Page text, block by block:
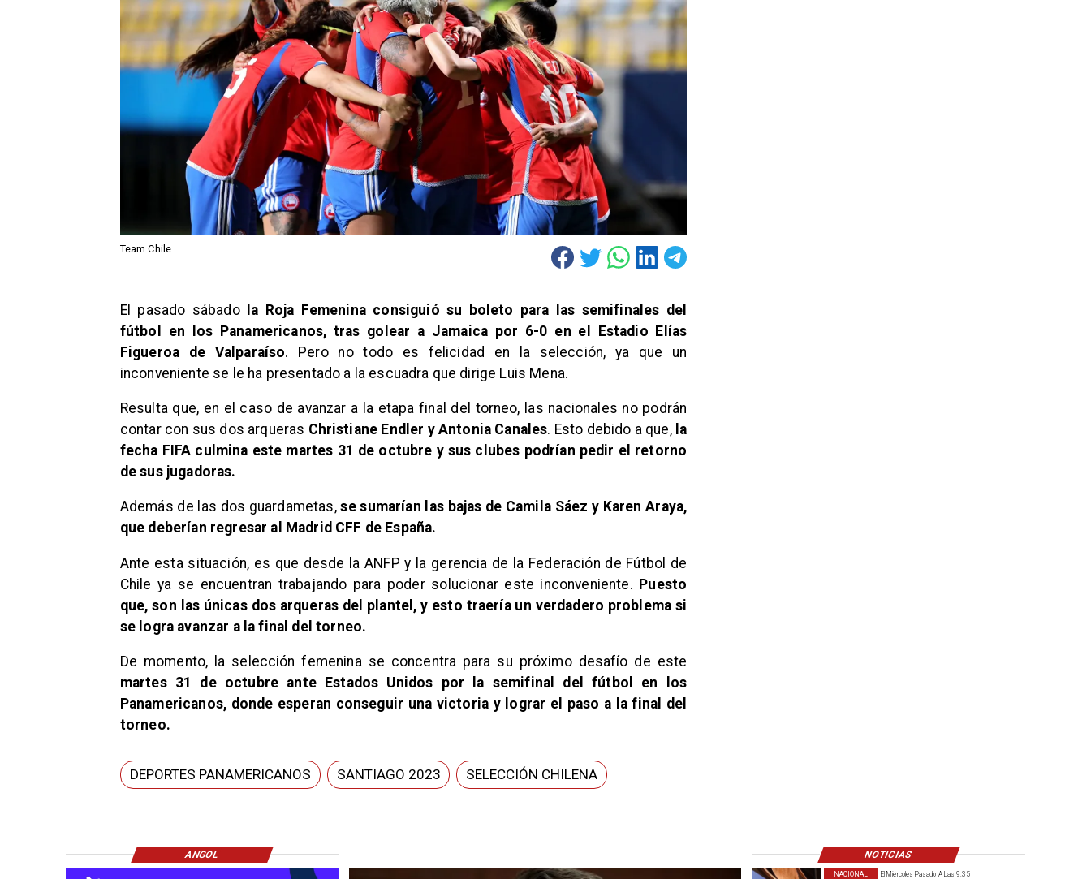
Team Chile
​El pasado sábado
la Roja Femenina consiguió su boleto para las semifinales del
fútbol en los Panamericanos, tras golear a Jamaica por 6-0 en el Estadio Elías
Figueroa de Valparaíso. Pero no todo es felicidad en la selección, ya que un
inconveniente se le ha presentado a la escuadra que dirige Luis Mena.
Resulta que, en el caso de avanzar a la etapa final del torneo, las nacionales no podrán
contar con sus dos arqueras Christiane Endler y Antonia Canales. Esto debido a que, la
fecha FIFA culmina este martes 31 de octubre y sus clubes podrían pedir el retorno
de sus jugadoras.
Además de las dos guardametas,se sumarían las bajas de Camila Sáez y Karen Araya,
que deberían regresar al Madrid CFF de España.
Ante esta situación, es que desde la ANFP y la gerencia de la Federación de Fútbol de
Chile ya se encuentran trabajando para poder solucionar este inconveniente. Puesto
que, son las únicas dos arqueras del plantel, y esto traería un verdadero problema si
se logra avanzar a la final del torneo.
De momento, la selección femenina se concentra para su próximo desafío de este
martes 31 de octubre ante Estados Unidos por la semifinal del fútbol en los
Panamericanos, donde esperan conseguir una victoria y lograr el paso a la final del
torneo.
DEPORTES PANAMERICANOS SANTIAGO 2023 SELECCIÓN CHILENA
El Miércoles Pasado A Las 9:35
NACIONAL
ANGOL NOTICIAS